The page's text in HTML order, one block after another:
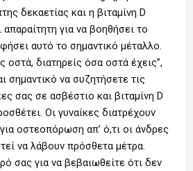
δεκαετίας και η βιταμίνη D
απαραίτητη για να βοηθήσει το
αυτό το σημαντικό μέταλλο.
οστά, διατηρείς όσα οστά έχεις”,
σημαντικό να συζητήσετε τις
σας σε ασβέστιο και βιταμίνη D
Οι γυναίκες διατρέχουν
οστεοπόρωση απ’ ό,τι οι άνδρες
να λάβουν πρόσθετα μέτρα.
σας για να βεβαιωθείτε ότι δεν